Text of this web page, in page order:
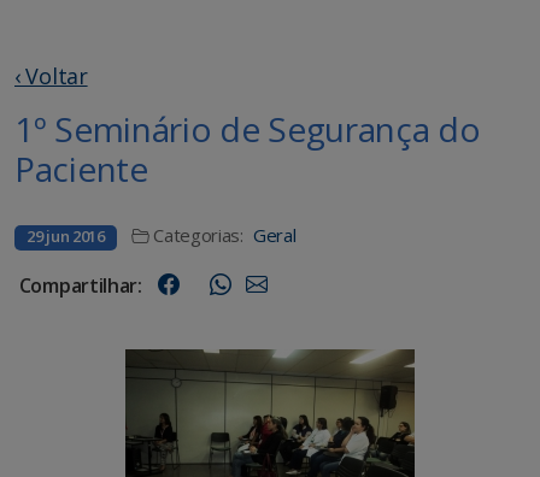
‹ Voltar
1º Seminário de Segurança do
Paciente
29 jun 2016 Categorias: Geral
Compartilhar: